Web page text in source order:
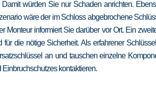
würden Sie nur Schaden anrichten.
wäre der im Schloss abgebrochene
informiert Sie darüber vor Ort. Ein
die nötige Sicherheit. Als erfahrener
an und tauschen einzelne
kontaktieren.